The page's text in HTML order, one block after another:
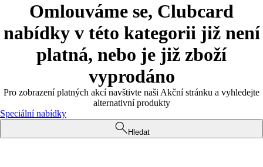
Omlouváme se, Clubcard
nabídky v této kategorii již není
platná, nebo je již zboží
vyprodáno
Pro zobrazení platných akcí navštivte naši Akční stránku a vyhledejte
alternativní produkty
Speciální nabídky
Hledat